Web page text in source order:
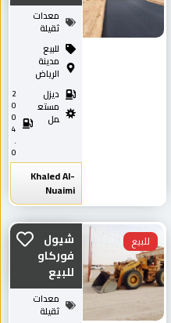
معدات
ثقيلة
للبيع
مدينة
الرياض
ديزل
مستع
مل
2
0
0
4
.
0
Khaled Al-
Nuaimi
شيول
فوركاو
للبيع
معدات
ثقيلة
للبيع